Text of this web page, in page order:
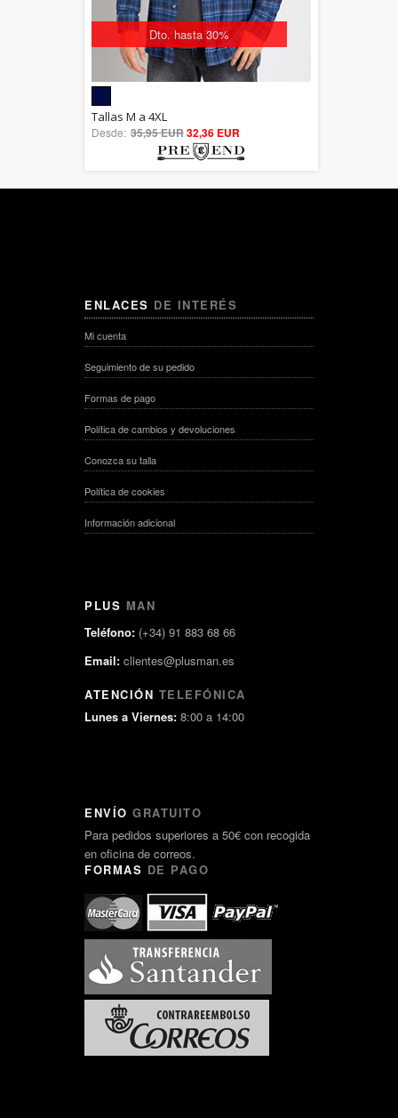
Dto. hasta 30%
out of 5
Tallas M a 4XL
Desde: 35,95 EUR32,36 EUR
ENLACES DE INTERÉS
Mi cuenta
Seguimiento de su pedido
Formas de pago
Política de cambios y devoluciones
Conozca su talla
Política de cookies
Información adicional
PLUS MAN
Teléfono: (+34) 91 883 68 66
Email: clientes@plusman.es
ATENCIÓN TELEFÓNICA
Lunes a Viernes: 8:00 a 14:00
ENVÍO GRATUITO
Para pedidos superiores a 50€ con recogida
en oficina de correos.
FORMAS DE PAGO